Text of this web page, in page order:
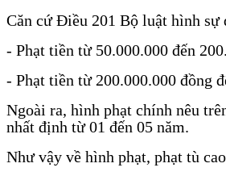
Căn cứ Điều 201 Bộ luật hình sự
- Phạt tiền từ 50.000.000 đến
- Phạt tiền từ 200.000.000 đồng
Ngoài ra, hình phạt chính nêu
nhất định từ 01 đến 05 năm.
Như vậy về hình phạt, phạt tù